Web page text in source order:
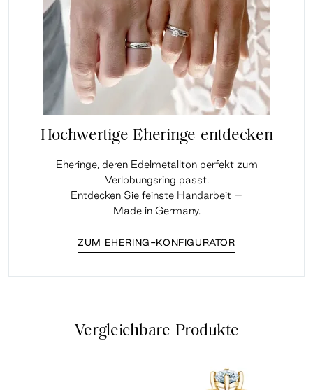
Hochwertige Eheringe entdecken
Eheringe, deren Edelmetallton perfekt zum
Verlobungsring passt.
Entdecken Sie feinste Handarbeit –
Made in Germany.
ZUM EHERING-KONFIGURATOR
Vergleichbare Produkte